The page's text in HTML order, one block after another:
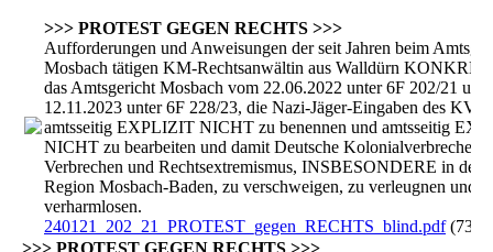
>>> PROTEST GEGEN RECHTS >>>
Aufforderungen und Anweisungen der seit Jahren beim
Mosbach tätigen KM-Rechtsanwältin aus Walldürn KONKRET
das Amtsgericht Mosbach vom 22.06.2022 unter 6F 202/21
12.11.2023 unter 6F 228/23, die Nazi-Jäger-Eingaben des KV
amtsseitig EXPLIZIT NICHT zu benennen und amtsseitig
NICHT zu bearbeiten und damit Deutsche Kolonialverbrechen,
Verbrechen und Rechtsextremismus, INSBESONDERE in der
Region Mosbach-Baden, zu verschweigen, zu verleugnen und
verharmlosen.
240121_202_21_PROTEST_gegen_RECHTS_blind.pdf